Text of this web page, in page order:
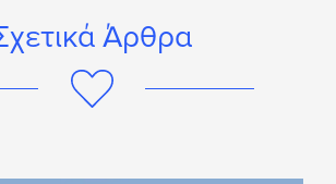
Άρθρα